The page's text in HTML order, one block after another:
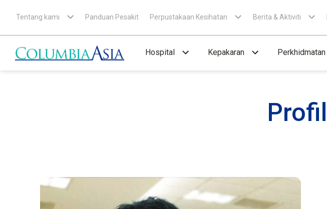
Tentang kami Panduan Pesakit Perpustakaan Kesihatan Berita & Aktiviti
Hospital Kepakaran Perkhidmatan
Profil